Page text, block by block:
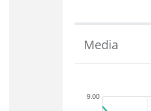
Media
9.00